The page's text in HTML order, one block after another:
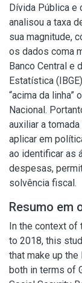
Dívida Pública e
analisou a taxa
sua magnitude,
os dados coma
Banco Central e
Estatística
“acima da linha”
Nacional.
auxiliar a
aplicar em
ao identificar as
despesas,
solvência fiscal.
Resumo em
In the context of
to 2018, this
that make up
both in terms of